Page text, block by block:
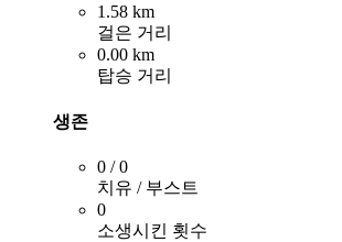
1.58 km
걸은 거리
0.00 km
탑승 거리
생존
0 / 0
치유 / 부스트
0
소생시킨 횟수